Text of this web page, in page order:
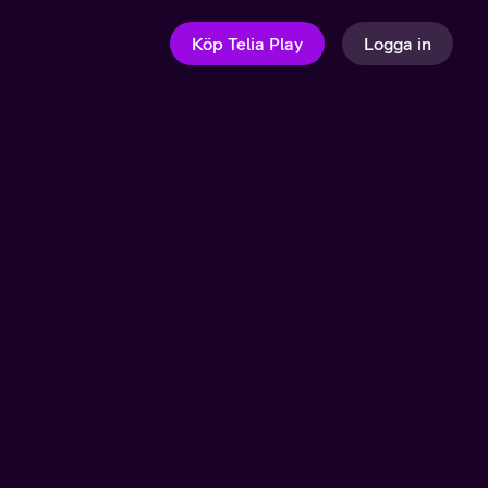
Köp Telia Play Logga in